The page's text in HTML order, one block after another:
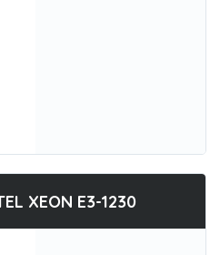
XEON E3-1230